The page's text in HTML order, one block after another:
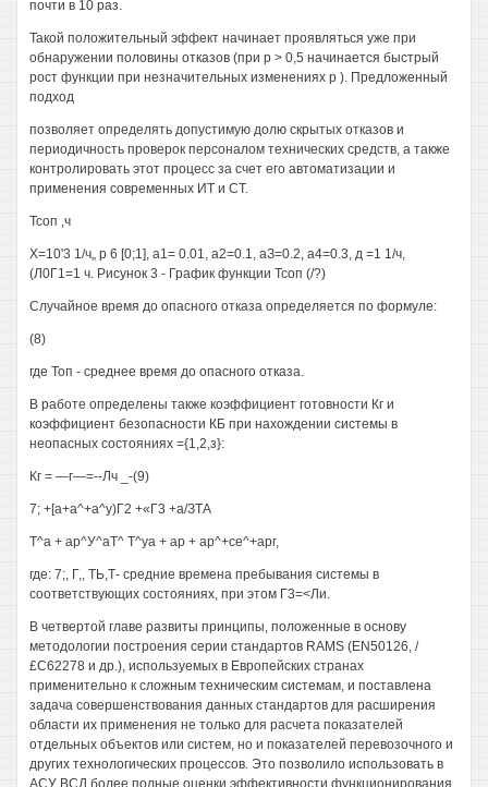
почти в 10 раз.
Такой положительный эффект начинает проявляться уже при
обнаружении половины отказов (при р > 0,5 начинается быстрый
рост функции при незначительных изменениях р ). Предложенный
подход
позволяет определять допустимую долю скрытых отказов и
периодичность проверок персоналом технических средств, а также
контролировать этот процесс за счет его автоматизации и
применения современных ИТ и СТ.
Тсоп ,ч
Х=10'3 1/ч„ р 6 [0;1], а1= 0.01, а2=0.1, аЗ=0.2, а4=0.3, д =1 1/ч,
(Л0Г1=1 ч. Рисунок 3 - График функции Тсоп (/?)
Случайное время до опасного отказа определяется по формуле:
(8)
где Топ - среднее время до опасного отказа.
В работе определены также коэффициент готовности Кг и
коэффициент безопасности КБ при нахождении системы в
неопасных состояниях ={1,2,з}:
Кг = —г—=--Лч _-(9)
7; +[а+а^+а^у)Г2 +«Г3 +а/ЗТА
Т^а + ар^У^аТ^ Т^уа + ар + ар^+се^+арг,
где: 7;, Г,, ТЬ,Т- средние времена пребывания системы в
соответствующих состояниях, при этом Г3=<Ли.
В четвертой главе развиты принципы, положенные в основу
методологии построения серии стандартов RAMS (EN50126, /
£С62278 и др.), используемых в Европейских странах
применительно к сложным техническим системам, и поставлена
задача совершенствования данных стандартов для расширения
области их применения не только для расчета показателей
отдельных объектов или систем, но и показателей перевозочного и
других технологических процессов. Это позволило использовать в
АСУ ВСД более полные оценки эффективности функционирования